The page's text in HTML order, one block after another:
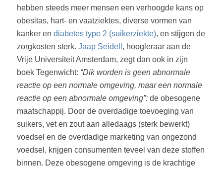
hebben steeds meer mensen een verhoogde kans op
obesitas, hart- en vaatziektes, diverse vormen van
kanker en diabetes type 2 (suikerziekte), en stijgen de
zorgkosten sterk. Jaap Seidell , hoogleraar aan de
Vrije Universiteit Amsterdam, zegt dan ook in zijn
boek Tegenwicht: “Dik worden is geen abnormale
reactie op een normale omgeving, maar een normale
reactie op een abnormale omgeving”: de obesogene
maatschappij. Door de overdadige toevoeging van
suikers, vet en zout aan alledaags (sterk bewerkt)
voedsel en de overdadige marketing van ongezond
voedsel, krijgen consumenten teveel van deze stoffen
binnen. Deze obesogene omgeving is de krachtige